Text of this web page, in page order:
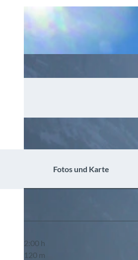
Fotos und Karte
2:00 h
120 m